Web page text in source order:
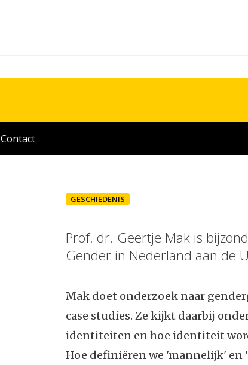
Contact
GESCHIEDENIS
Prof. dr. Geertje Mak is
Gender in Nederland aan de
Mak doet onderzoek naar
case studies. Ze kijkt daarbij
identiteiten en hoe identiteit
Hoe definiëren we 'mannelijk' en